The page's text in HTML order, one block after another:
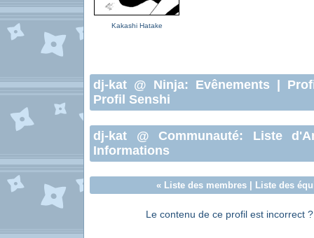
Kakashi Hatake
dj-kat @ Ninja: Evênements
Profil Senshi
dj-kat @ Communauté: Liste
Informations
« Liste des membres| Liste des
Le contenu de ce profil est incorrect